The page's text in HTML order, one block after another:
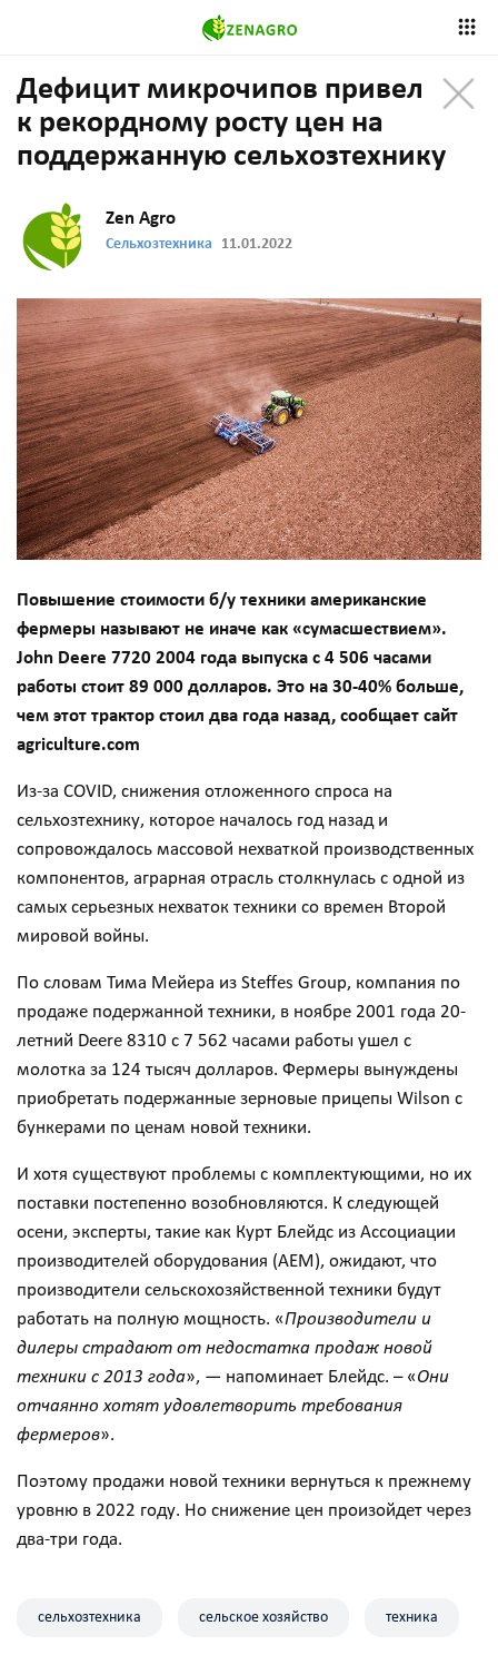
Дефицит микрочипов привел
к рекордному росту цен на
поддержанную сельхозтехнику
Zen Agro
Сельхозтехника 11.01.2022
Повышение стоимости б/у техники американские
фермеры называют не иначе как «сумасшествием».
John Deere 7720 2004 года выпуска с 4 506 часами
работы стоит 89 000 долларов. Это на 30-40% больше,
чем этот трактор стоил два года назад, сообщает сайт
agriculture.com
Из-за COVID, снижения отложенного спроса на
сельхозтехнику, которое началось год назад и
сопровождалось массовой нехваткой производственных
компонентов, аграрная отрасль столкнулась с одной из
самых серьезных нехваток техники со времен Второй
мировой войны.
По словам Тима Мейера из Steffes Group, компания по
продаже подержанной техники, в ноябре 2001 года 20-
летний Deere 8310 с 7 562 часами работы ушел с
молотка за 124 тысяч долларов. Фермеры вынуждены
приобретать подержанные зерновые прицепы Wilson с
бункерами по ценам новой техники.
И хотя существуют проблемы с комплектующими, но их
поставки постепенно возобновляются. К следующей
осени, эксперты, такие как Курт Блейдс из Ассоциации
производителей оборудования (AEM), ожидают, что
производители сельскохозяйственной техники будут
работать на полную мощность. «Производители и
дилеры страдают от недостатка продаж новой
техники с 2013 года», — напоминает Блейдс. – «Они
отчаянно хотят удовлетворить требования
фермеров».
Поэтому продажи новой техники вернуться к прежнему
уровню в 2022 году. Но снижение цен произойдет через
два-три года.
сельхозтехника сельское хозяйство техника